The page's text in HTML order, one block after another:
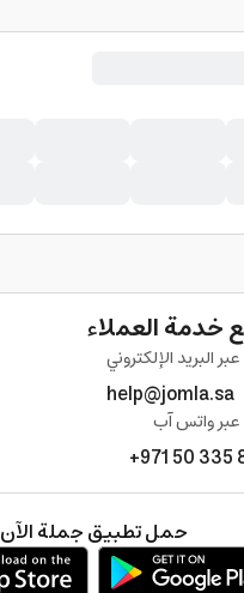
خدمة العملاء
البريد الإلكتروني
help@jomla.sa
عبر واتس آب
+971 50 335
حمل تطبيق جملة الآن